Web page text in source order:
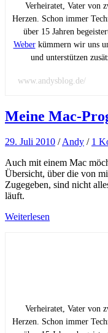
Verheiratet, Vater von
Herzen. Schon immer
über 15 Jahren
Weberkümmern wir uns
und unterstützen
www.andysblog.de/
Meine Mac-
29. Juli 2010 /Andy / 1
Auch mit einem Mac
Übersicht, über die von
Zugegeben, sind nicht
läuft.
Weiterlesen
Verheiratet, Vater von
Herzen. Schon immer